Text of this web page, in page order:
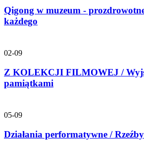
Qigong w muzeum -
każdego
02-09
Z KOLEKCJI FILMOWEJ /
pamiątkami
05-09
Działania performatywne /